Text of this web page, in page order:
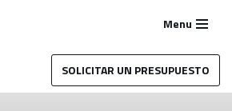
Menu
SOLICITAR UN PRESUPUESTO